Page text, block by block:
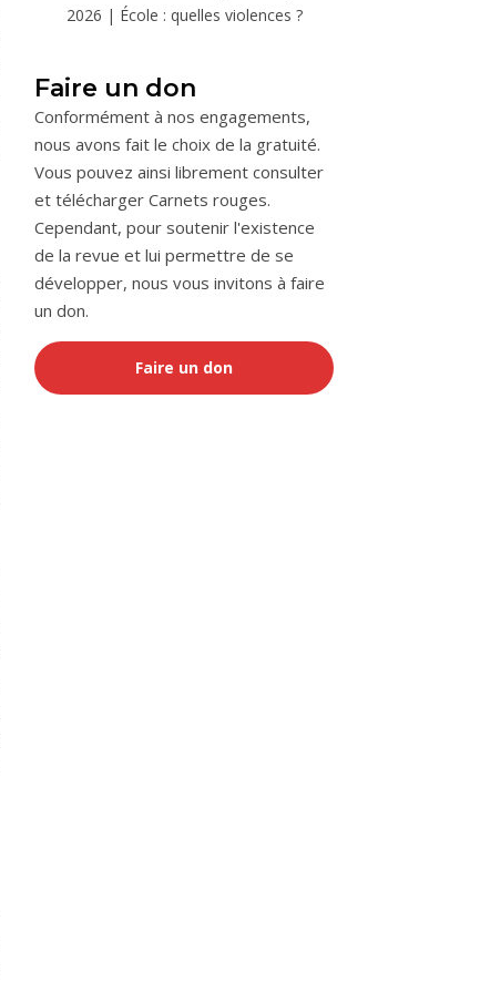
2026 | École : quelles violences ?
Faire un don
Conformément à nos engagements,
nous avons fait le choix de la gratuité.
Vous pouvez ainsi librement consulter
et télécharger Carnets rouges.
Cependant, pour soutenir l'existence
de la revue et lui permettre de se
développer, nous vous invitons à faire
un don.
Faire un don